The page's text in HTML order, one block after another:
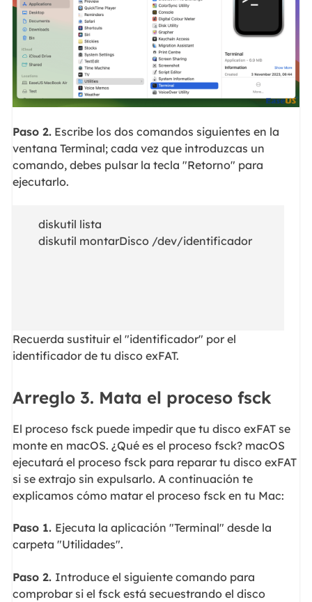
Paso 2.Escribe los dos comandos siguientes en la
ventana Terminal; cada vez que introduzcas un
comando, debes pulsar la tecla "Retorno" para
ejecutarlo.
diskutil lista
diskutil montarDisco /dev/identificador
Recuerda sustituir el "identificador" por el
identificador de tu disco exFAT.
Arreglo 3. Mata el proceso fsck
El proceso fsck puede impedir que tu disco exFAT se
monte en macOS. ¿Qué es el proceso fsck? macOS
ejecutará el proceso fsck para reparar tu disco exFAT
si se extrajo sin expulsarlo. A continuación te
explicamos cómo matar el proceso fsck en tu Mac:
Paso 1. Ejecuta la aplicación "Terminal" desde la
carpeta "Utilidades".
Paso 2. Introduce el siguiente comando para
comprobar si el fsck está secuestrando el disco